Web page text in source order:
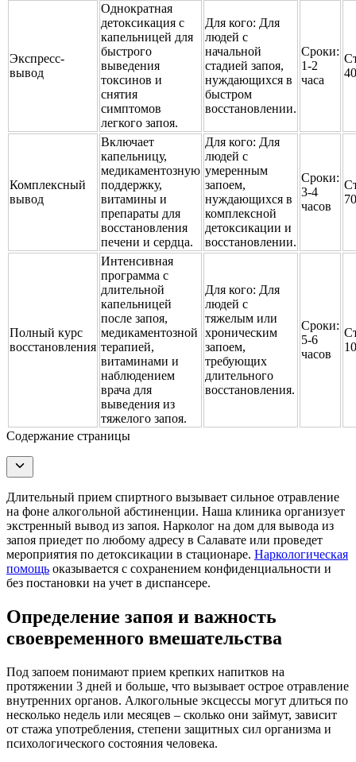
Экспресс-
вывод
Однократная
детоксикация с
капельницей для
быстрого
выведения
токсинов и
снятия
симптомов
легкого запоя.
Для кого: Для
людей с
начальной
стадией запоя,
нуждающихся в
быстром
восстановлении.
Сроки:
1-2
часа
Комплексный
вывод
Включает
капельницу,
медикаментозную
поддержку,
витамины и
препараты для
восстановления
печени и сердца.
Для кого: Для
людей с
умеренным
запоем,
нуждающихся в
комплексной
детоксикации и
восстановлении.
Сроки:
3-4
часов
Полный курс
восстановления
Интенсивная
программа с
длительной
капельницей
после запоя,
медикаментозной
терапией,
витаминами и
наблюдением
врача для
выведения из
тяжелого запоя.
Для кого: Для
людей с
тяжелым или
хроническим
запоем,
требующих
длительного
восстановления.
Сроки:
5-6
часов
Содержание страницы
Длительный прием спиртного вызывает сильное отравление
на фоне алкогольной абстиненции. Наша клиника организует
экстренный вывод из запоя. Нарколог на дом для вывода из
запоя приедет по любому адресу в Салавате или проведет
мероприятия по детоксикации в стационаре. Наркологическая
помощь оказывается с сохранением конфиденциальности и
без постановки на учет в диспансере.
Определение запоя и важность
своевременного вмешательства
Под запоем понимают прием крепких напитков на
протяжении 3 дней и больше, что вызывает острое отравление
внутренних органов. Алкогольные эксцессы могут длиться по
несколько недель или месяцев – сколько они займут, зависит
от стажа употребления, степени защитных сил организма и
психологического состояния человека.